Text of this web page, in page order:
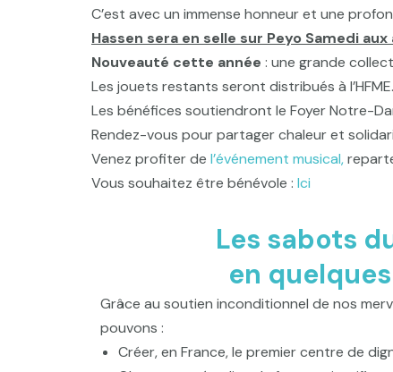
C’est avec un immense honneur et une
Hassen sera en selle sur Peyo Samedi
Nouveauté cette année : une grande
Les jouets restants seront distribués à l’HFME.
Les bénéfices soutiendront le Foyer Notre-
Rendez-vous pour partager chaleur et
Venez profiter de l’événement musical,
Vous souhaitez être bénévole : Ici
Les sabots
en
Grâce au soutien inconditionnel de nos
pouvons :
Créer, en France, le premier centre de